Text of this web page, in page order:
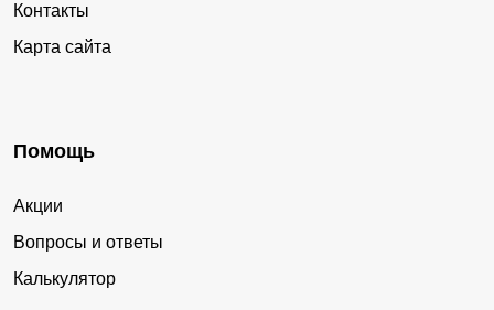
Контакты
Карта сайта
Помощь
Акции
Вопросы и ответы
Калькулятор